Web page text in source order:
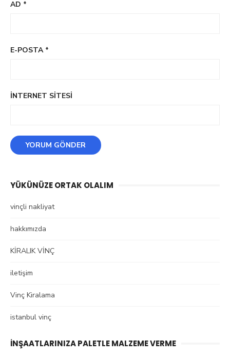
AD *
E-POSTA *
İNTERNET SITESI
YÜKÜNÜZE ORTAK OLALIM
vinçli nakliyat
hakkımızda
KİRALIK VİNÇ
iletişim
Vinç Kiralama
istanbul vinç
İNŞAATLARINIZA PALETLE MALZEME VERME